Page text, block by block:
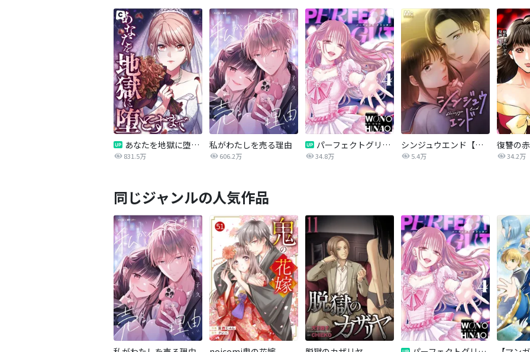
あなたを地獄に堕とすまで
831.5万
私がわたしを売る理由
606.2万
パーフェクトグリッター
34.8万
シンジュウエンド【タテヨミ】
5.4万 34.2万
同じジャンルの人気作品